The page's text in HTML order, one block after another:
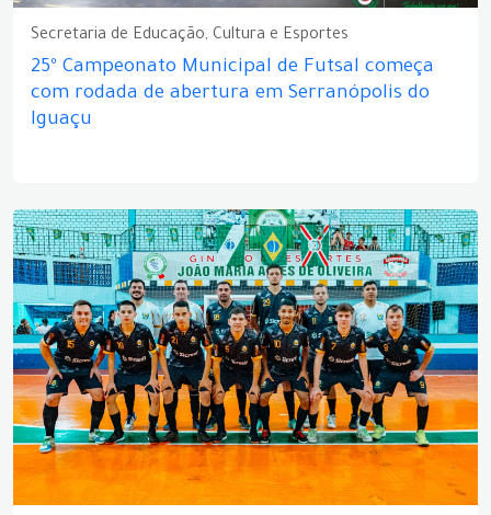
Secretaria de Educação, Cultura e Esportes
25º Campeonato Municipal de Futsal começa
com rodada de abertura em Serranópolis do
Iguaçu